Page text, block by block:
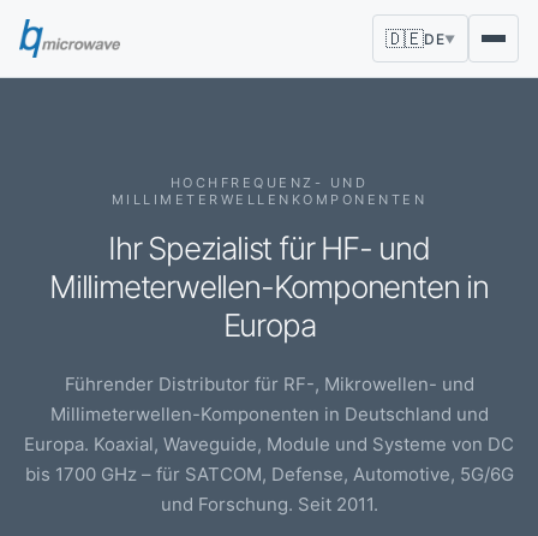
🇩🇪DE▼
HOCHFREQUENZ- UND
MILLIMETERWELLENKOMPONENTEN
Ihr Spezialist für HF- und
Millimeterwellen-Komponenten in
Europa
Führender Distributor für RF-, Mikrowellen- und
Millimeterwellen-Komponenten in Deutschland und
Europa. Koaxial, Waveguide, Module und Systeme von DC
bis 1700 GHz – für SATCOM, Defense, Automotive, 5G/6G
und Forschung. Seit 2011.